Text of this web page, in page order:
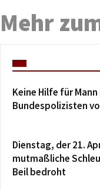
Mehr
Keine Hilfe für
Bundespolizisten
Dienstag, der 21.
mutmaßliche
Beil bedroht